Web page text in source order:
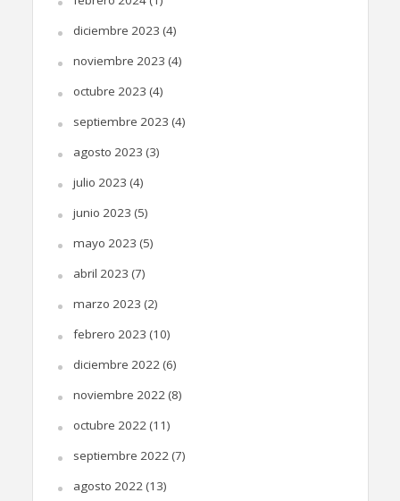
diciembre 2023 (4)
noviembre 2023 (4)
octubre 2023 (4)
septiembre 2023 (4)
agosto 2023 (3)
julio 2023 (4)
junio 2023 (5)
mayo 2023 (5)
abril 2023 (7)
marzo 2023 (2)
febrero 2023 (10)
diciembre 2022(6)
noviembre 2022(8)
octubre 2022(11)
septiembre 2022(7)
agosto 2022(13)